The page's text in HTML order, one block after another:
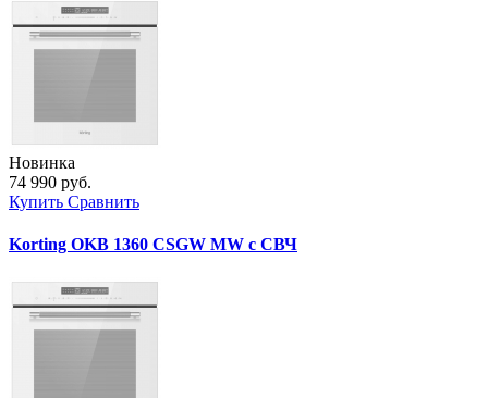
Новинка
74 990 руб.
Купить Сравнить
Korting OKB 1360 CSGW MW с СВЧ